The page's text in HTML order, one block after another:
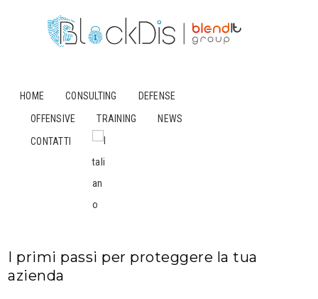
HOME CONSULTING
DEFENSE
OFFENSIVE
TRAINING
NEWS
CONTATTI
I primi passi per proteggere la tua
azienda